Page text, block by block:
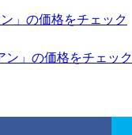
」の価格をチェック
ン」の価格をチェック